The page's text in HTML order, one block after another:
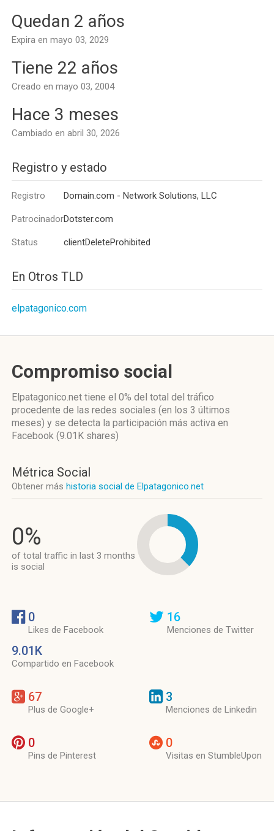
Quedan 2 años
Expira en mayo 03, 2029
Tiene 22 años
Creado en mayo 03, 2004
Hace 3 meses
Cambiado en abril 30, 2026
Registro y estado
Registro Domain.com - Network Solutions, LLC
PatrocinadorDotster.com
Status clientDeleteProhibited
En Otros TLD
elpatagonico.com
Compromiso social
Elpatagonico.net tiene el 0% del total del tráfico
procedente de las redes sociales (en los 3 últimos
meses) y se detecta la participación más activa en
Facebook (9.01K shares)
Métrica Social
Obtener más historia social de Elpatagonico.net
0%
of total traffic in last 3 months
is social
0
Likes de Facebook
9.01K
Compartido en Facebook
16
Menciones de Twitter
67
Plus de Google+
3
Menciones de Linkedin
0
Pins de Pinterest
0
Visitas en StumbleUpon